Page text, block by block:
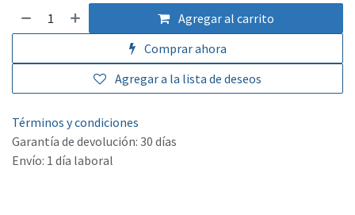
Agregar al carrito
Comprar ahora
Agregar a la lista de deseos
Términos y condiciones
Garantía de devolución: 30 días
Envío: 1 día laboral